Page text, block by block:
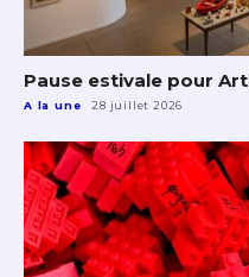
Pause estivale pour
A la une 28 juillet 2026